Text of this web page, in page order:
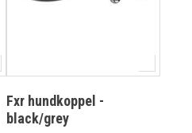
Fxr hundkoppel -
black/grey